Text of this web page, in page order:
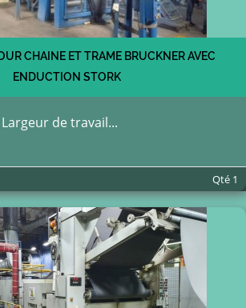
CHAINE ET TRAME BRUCKNER AVEC
ENDUCTION STORK
de travail...
Qté 1